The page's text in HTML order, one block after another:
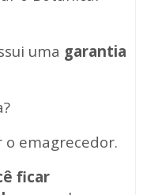
uma garantia
emagrecedor.
ficar